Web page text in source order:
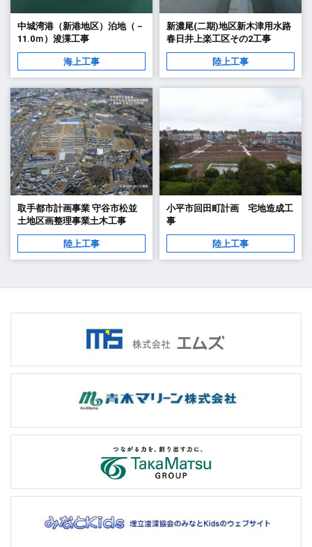
中城湾港（新港地区）泊地（－
11.0ｍ）浚渫工事
海上工事
新濃尾(二期)地区新木津用水路
春日井上楽工区その2工事
陸上工事
取手都市計画事業 守谷市松並
土地区画整理事業土木工事
陸上工事
小平市回田町計画 宅地造成工
事
陸上工事